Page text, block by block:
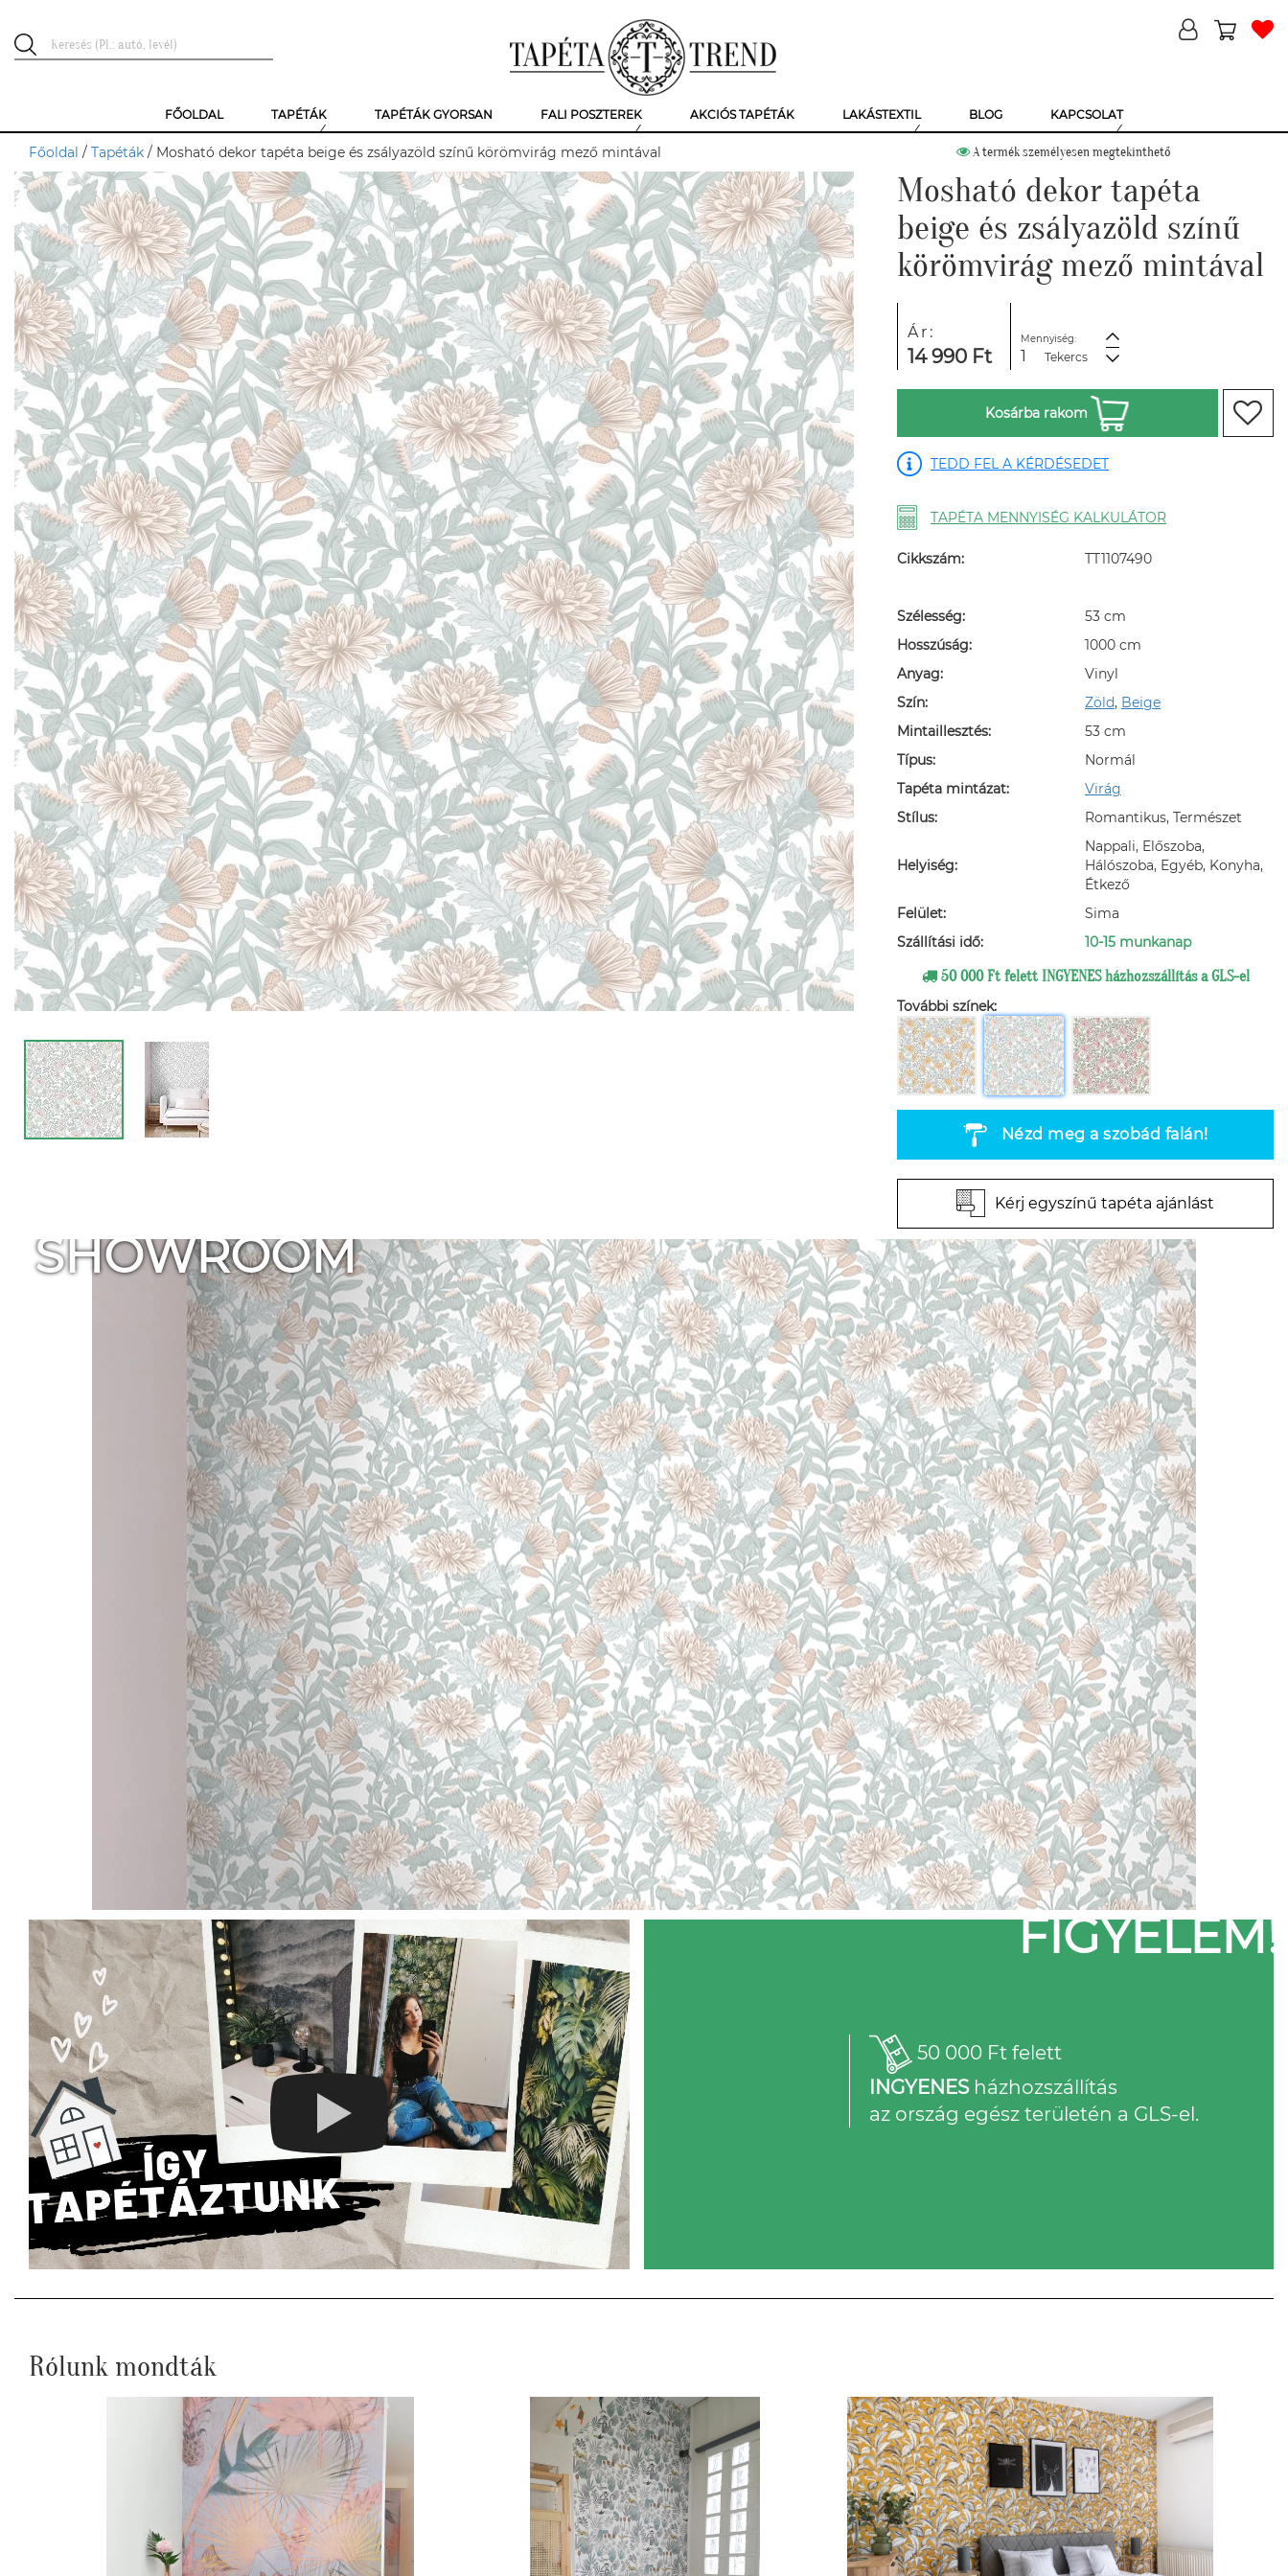
FŐOLDAL TAPÉTÁK TAPÉTÁK GYORSAN FALI POSZTEREK AKCIÓS TAPÉTÁK LAKÁSTEXTIL BLOG KAPCSOLAT
Főoldal / Tapéták / Mosható dekor tapéta beige és zsályazöld színű körömvirág mező mintával A termék személyesen megtekinthető
Mosható dekor tapéta
beige és zsályazöld színű
körömvirág mező mintával
Ár:
14 990 Ft
Mennyiség:
Tekercs
Kosárba rakom
TEDD FEL A KÉRDÉSEDET
TAPÉTA MENNYISÉG KALKULÁTOR
Cikkszám: TT1107490
Szélesség:
53 cm
Hosszúság:
1000 cm
Anyag:
Vinyl
Szín:
Zöld, Beige
Mintaillesztés:
53 cm
Típus:
Normál
Tapéta mintázat:
Virág
Stílus:
Romantikus, Természet
Helyiség:
Nappali, Előszoba,
Hálószoba, Egyéb, Konyha,
Étkező
Felület:
Sima
Szállítási idő:
10-15 munkanap
50 000 Ft felett INGYENES házhozszállítás a GLS-el
További színek:
Nézd meg a szobád falán!
Kérj egyszínű tapéta ajánlást
SHOWROOM
FIGYELEM!
50 000 Ft felett
INGYENESházhozszállítás
az ország egész területén a GLS-el.
Rólunk mondták